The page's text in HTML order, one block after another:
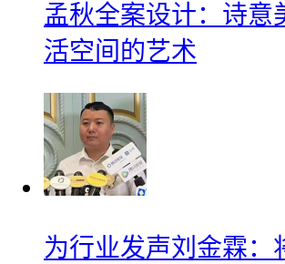
孟秋全案设计：诗意
活空间的艺术
为行业发声刘金霖：